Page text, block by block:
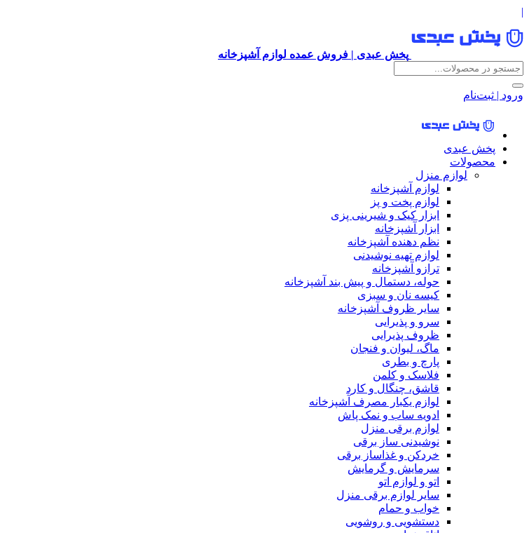
|
پخش عبدی | فروش عمده لوازم آشپزخانه
ورود | ثبت‌نام
پخش عبدی
محصولات
لوازم منزل
لوازم آشپزخانه
لوازم پخت و پز
ابزار کیک و شیرینی پزی
ابزار آشپزخانه
نظم دهنده آشپزخانه
لوازم تهیه نوشیدنی
ترازو آشپزخانه
حوله، دستمال و پیش بند آشپزخانه
کیسه نان و سبزی
سایر ظروف آشپزخانه
سرو و پذیرایی
ظروف پذیرایی
ماگ، لیوان و فنجان
پارچ و بطری
فلاسک و کلمن
قاشق، چنگال و کارد
لوازم یکبار مصرف آشپزخانه
ادویه ساب و نمک پاش
لوازم برقی منزل
نوشیدنی ساز برقی
خردکن و غذاساز برقی
سرمایش و گرمایش
اتو و لوازم اتو
سایر لوازم برقی منزل
خواب و حمام
دستشویی و روشویی